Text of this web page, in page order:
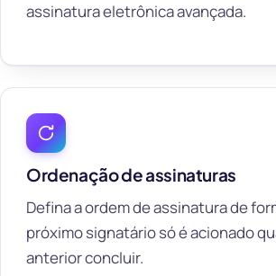
assinatura eletrônica avançada.
Ordenação de assinaturas
Defina a ordem de assinatura de
próximo signatário só é acionado
anterior concluir.